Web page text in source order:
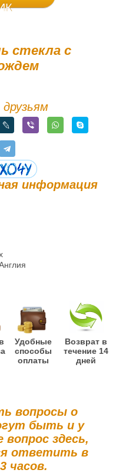
стекла с
информация
Удобные
способы
оплаты
Возврат в
течение 14
дней
вопросы о
быть и у
вопрос здесь,
ответить в
часов.